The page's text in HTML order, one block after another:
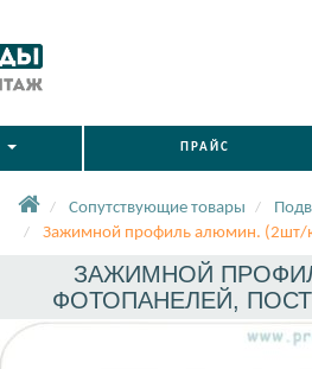
ПРАЙС
Сопутствующие товары
Зажимной профиль алюмин. (2шт/
ЗАЖИМНОЙ
ФОТОПАНЕЛЕЙ,